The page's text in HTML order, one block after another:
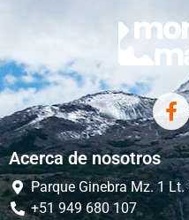
Acerca de nosotros
Parque Ginebra Mz. 1 Lt.
+51 949 680 107